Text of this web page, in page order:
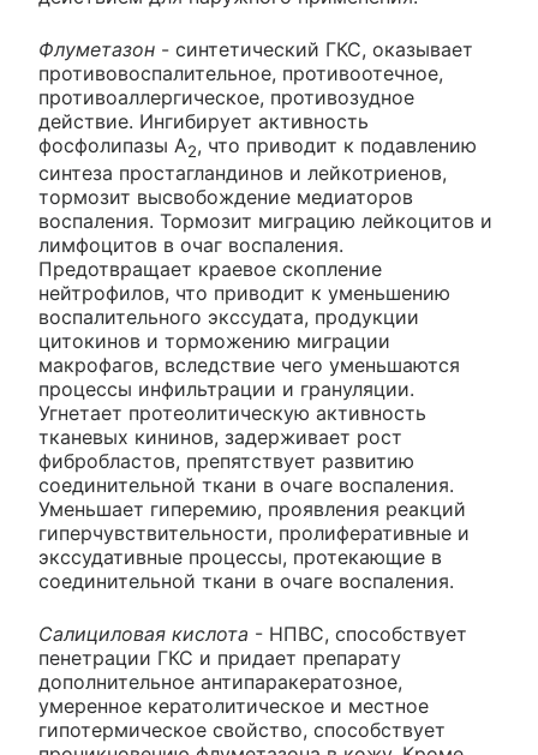
Флуметазон - синтетический ГКС, оказывает
противовоспалительное, противоотечное,
противоаллергическое, противозудное
действие. Ингибирует активность
фосфолипазы А2, что приводит к подавлению
синтеза простагландинов и лейкотриенов,
тормозит высвобождение медиаторов
воспаления. Тормозит миграцию лейкоцитов и
лимфоцитов в очаг воспаления.
Предотвращает краевое скопление
нейтрофилов, что приводит к уменьшению
воспалительного экссудата, продукции
цитокинов и торможению миграции
макрофагов, вследствие чего уменьшаются
процессы инфильтрации и грануляции.
Угнетает протеолитическую активность
тканевых кининов, задерживает рост
фибробластов, препятствует развитию
соединительной ткани в очаге воспаления.
Уменьшает гиперемию, проявления реакций
гиперчувствительности, пролиферативные и
экссудативные процессы, протекающие в
соединительной ткани в очаге воспаления.
Салициловая кислота - НПВС, способствует
пенетрации ГКС и придает препарату
дополнительное антипаракератозное,
умеренное кератолитическое и местное
гипотермическое свойство, способствует